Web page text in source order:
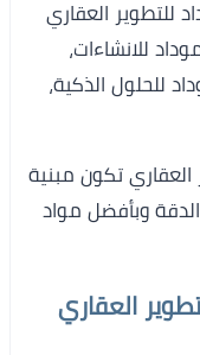
للتطوير العقاري
للانشاءات،
للحلول الذكية،
العقاري تكون مبنية
وبأفضل مواد
العقاري